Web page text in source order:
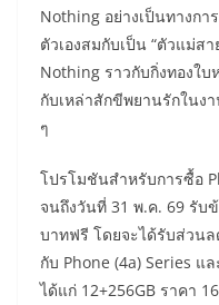
Nothing อย่างเป็นทางก
ตัวเองสมกับเป็น “ตัวแม่ส
Nothing ราวกับกิ่งทองใ
กับเหล่าสักขีพยานรักในง
ๆ
โปรโมชันสำหรับการซื้อ
จนถึงวันที่ 31 พ.ค. 69 รับ
บาทฟรี โดยจะได้รับส่วนล
กับ Phone (4a) Series แ
ได้แก่ 12+256GB ราคา